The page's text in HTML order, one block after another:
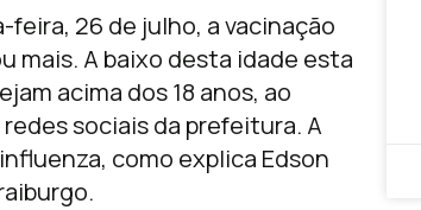
feira, 26 de julho, a vacinação
mais. A baixo desta idade esta
acima dos 18 anos, ao
sociais da prefeitura. A
como explica Edson